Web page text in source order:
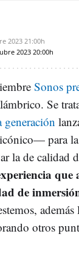
2023 21:00h
2023 20:00h
Sonos
Se
para la
la de calidad
de
otros